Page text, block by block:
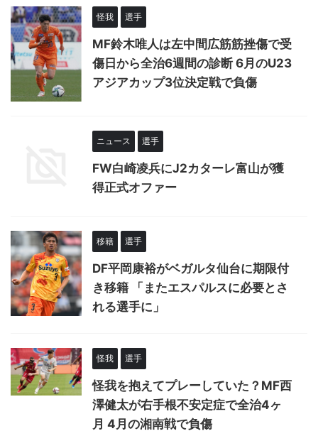
怪我 選手
MF鈴木唯人は左中間広筋筋挫傷で受
傷日から全治6週間の診断 6月のU23
アジアカップ3位決定戦で負傷
ニュース 選手
FW白崎凌兵にJ2カターレ富山が獲
得正式オファー
移籍 選手
DF平岡康裕がベガルタ仙台に期限付
き移籍 「またエスパルスに必要とさ
れる選手に」
怪我 選手
怪我を抱えてプレーしていた？MF西
澤健太が右手根不安定症で全治4ヶ
月 4月の湘南戦で負傷